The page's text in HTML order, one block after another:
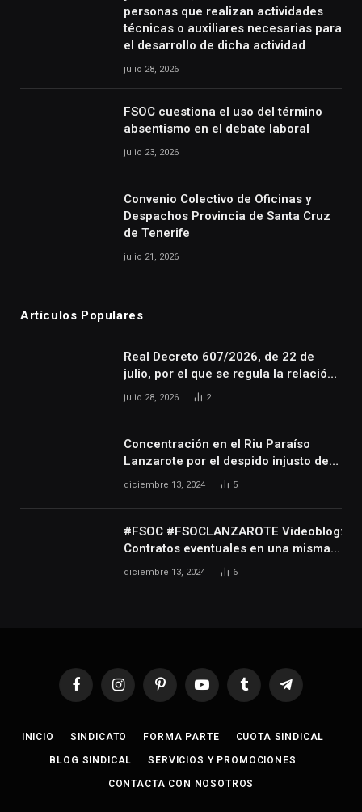
personas que realizan actividades
técnicas o auxiliares necesarias para
el desarrollo de dicha actividad
julio 28, 2026
FSOC cuestiona el uso del término
absentismo en el debate laboral
julio 23, 2026
Convenio Colectivo de Oficinas y
Despachos Provincia de Santa Cruz
de Tenerife
julio 21, 2026
Artículos Populares
Real Decreto 607/2026, de 22 de
julio, por el que se regula la relación
laboral especial de las personas
en las artes escénicas, audiovisuales
y musicales, así como de las
personas que realizan actividades
el desarrollo de dicha actividad
julio 28, 2026 2
Concentración en el Riu Paraíso
Lanzarote por el despido injusto de
la trabajadora Katerine
diciembre 13, 2024 5
#FSOC #FSOCLANZAROTE Videoblog:
Contratos eventuales en una misma
empresa durante varios años
diciembre 13, 2024 6
FacebookInstagramPinterestYouTube Tumblr Telegram
INICIO SINDICATO FORMA PARTE CUOTA SINDICAL
BLOG SINDICAL SERVICIOS Y PROMOCIONES
CONTACTA CON NOSOTROS